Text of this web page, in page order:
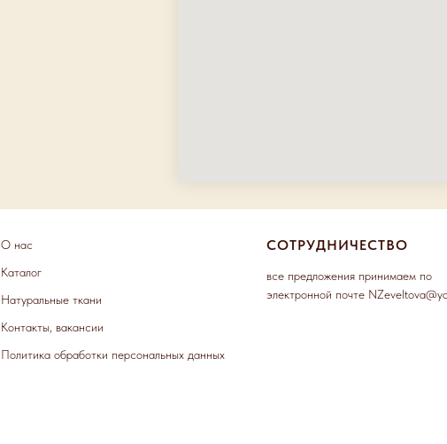
О нас
Каталог
Натуральные ткани
Контакты, вакансии
Политика обработки персональных данных
СОТРУДНИЧЕСТВО
все предложения принимаем по
электронной почте